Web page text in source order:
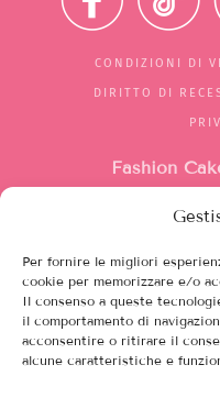
Per fornire le migliori
cookie per memorizzare e/o
Il consenso a queste
il comportamento di
acconsentire o ritirare il
alcune caratteristiche e
CONDIZIONI DI
DIRITTO DI
Fashion
Mercato di
Partita